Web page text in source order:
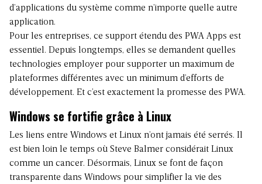
d’applications du système comme n’importe quelle autre
application.
Pour les entreprises, ce support étendu des PWA Apps est
essentiel. Depuis longtemps, elles se demandent quelles
technologies employer pour supporter un maximum de
plateformes différentes avec un minimum d’efforts de
développement. Et c’est exactement la promesse des PWA.
Windows se fortifie grâce à Linux
Les liens entre Windows et Linux n’ont jamais été serrés. Il
est bien loin le temps où Steve Balmer considérait Linux
comme un cancer. Désormais, Linux se font de façon
transparente dans Windows pour simplifier la vie des